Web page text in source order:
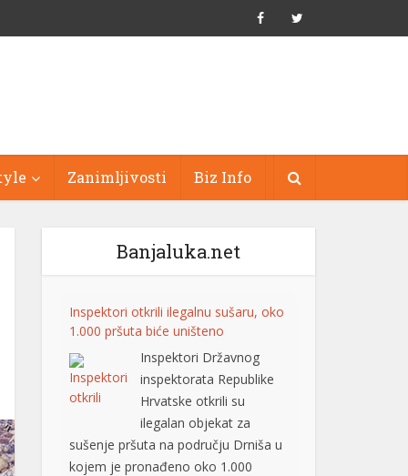
Zanimljivosti Biz Info
Banjaluka.net
Inspektori otkrili ilegalnu sušaru, oko
1.000 pršuta biće uništeno
Inspektori Državnog
inspektorata Republike
Hrvatske otkrili su
ilegalan objekat za
sušenje pršuta na području Drniša u
kojem je pronađeno oko 1.000